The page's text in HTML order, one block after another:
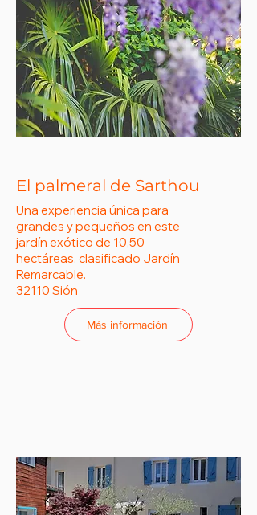
El palmeral de Sarthou
Una experiencia única para
grandes y pequeños en este
jardín exótico de 10,50
hectáreas, clasificado Jardín
Remarcable.
32110 Sión
Más información